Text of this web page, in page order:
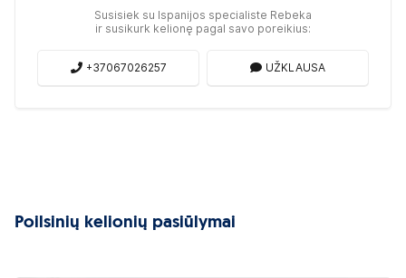
Susisiek su Ispanijos specialiste Rebeka
ir susikurk kelionę pagal savo poreikius:
+37067026257 UŽKLAUSA
Poilsinių kelionių pasiūlymai